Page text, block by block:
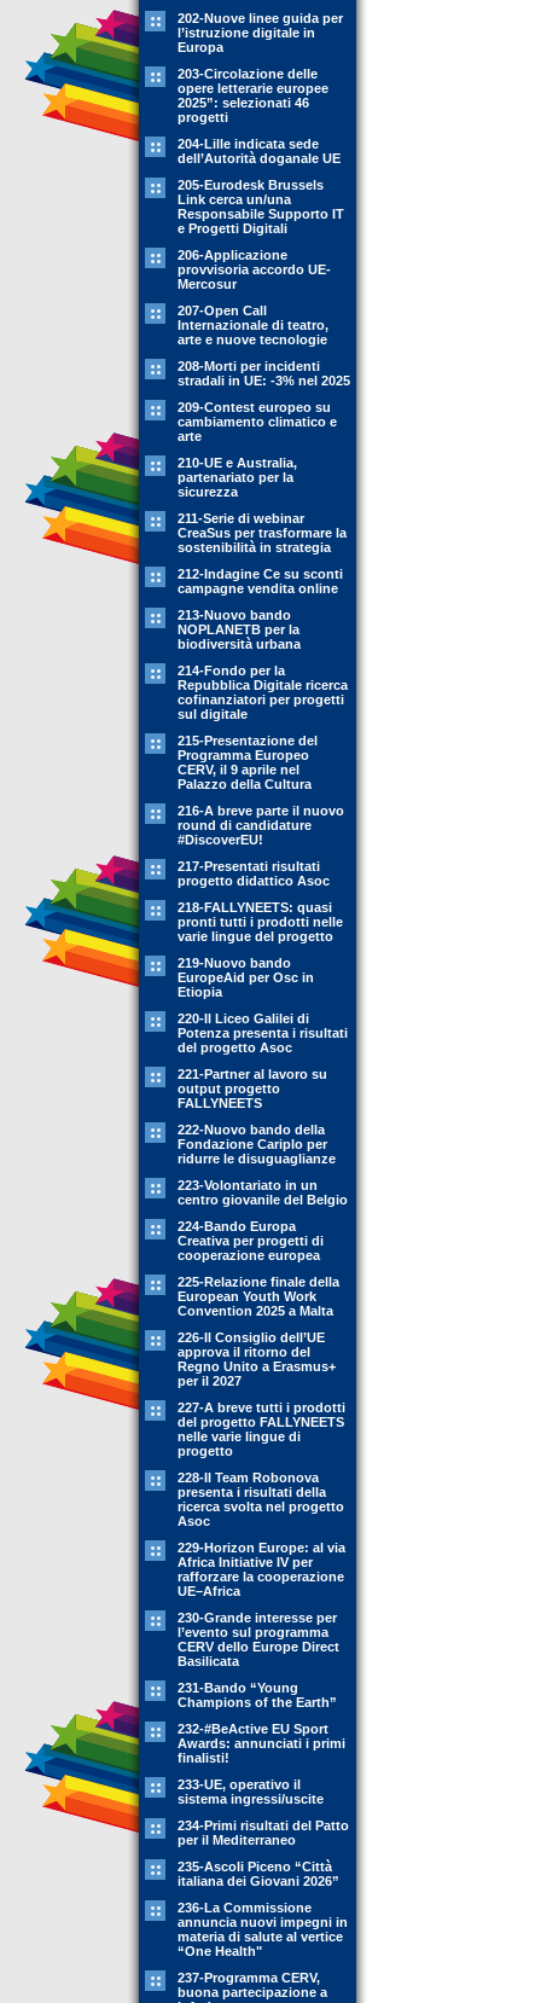
202-Nuove linee guida per
l’istruzione digitale in
Europa
203-Circolazione delle
opere letterarie europee
2025”: selezionati 46
progetti
204-Lille indicata sede
dell’Autorità doganale UE
205-Eurodesk Brussels
Link cerca un/una
Responsabile Supporto IT
e Progetti Digitali
206-Applicazione
provvisoria accordo UE-
Mercosur
207-Open Call
Internazionale di teatro,
arte e nuove tecnologie
208-Morti per incidenti
stradali in UE: -3% nel 2025
209-Contest europeo su
cambiamento climatico e
arte
210-UE e Australia,
partenariato per la
sicurezza
211-Serie di webinar
CreaSus per trasformare la
sostenibilità in strategia
212-Indagine Ce su sconti
campagne vendita online
213-Nuovo bando
NOPLANETB per la
biodiversità urbana
214-Fondo per la
Repubblica Digitale ricerca
cofinanziatori per progetti
sul digitale
215-Presentazione del
Programma Europeo
CERV, il 9 aprile nel
Palazzo della Cultura
216-A breve parte il nuovo
round di candidature
#DiscoverEU!
217-Presentati risultati
progetto didattico Asoc
218-FALLYNEETS: quasi
pronti tutti i prodotti nelle
varie lingue del progetto
219-Nuovo bando
EuropeAid per Osc in
Etiopia
220-Il Liceo Galilei di
Potenza presenta i risultati
del progetto Asoc
221-Partner al lavoro su
output progetto
FALLYNEETS
222-Nuovo bando della
Fondazione Cariplo per
ridurre le disuguaglianze
223-Volontariato in un
centro giovanile del Belgio
224-Bando Europa
Creativa per progetti di
cooperazione europea
225-Relazione finale della
European Youth Work
Convention 2025 a Malta
226-Il Consiglio dell’UE
approva il ritorno del
Regno Unito a Erasmus+
per il 2027
227-A breve tutti i prodotti
del progetto FALLYNEETS
nelle varie lingue di
progetto
228-Il Team Robonova
presenta i risultati della
ricerca svolta nel progetto
Asoc
229-Horizon Europe: al via
Africa Initiative IV per
rafforzare la cooperazione
UE–Africa
230-Grande interesse per
l’evento sul programma
CERV dello Europe Direct
Basilicata
231-Bando “Young
Champions of the Earth”
232-#BeActive EU Sport
Awards: annunciati i primi
finalisti!
233-UE, operativo il
sistema ingressi/uscite
234-Primi risultati del Patto
per il Mediterraneo
235-Ascoli Piceno “Città
italiana dei Giovani 2026”
236-La Commissione
annuncia nuovi impegni in
materia di salute al vertice
“One Health"
237-Programma CERV,
buona partecipazione a